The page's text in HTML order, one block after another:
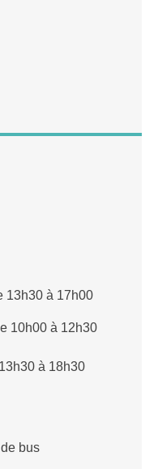
13h30 à 17h00
10h00 à 12h30
à 18h30
bus